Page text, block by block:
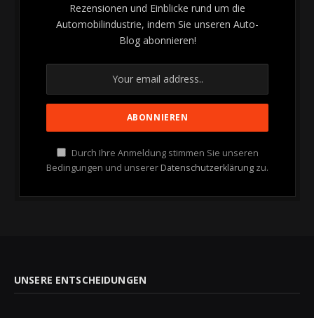
Rezensionen und Einblicke rund um die
Automobilindustrie, indem Sie unseren Auto-
Blog abonnieren!
Durch Ihre Anmeldung stimmen Sie unseren
Bedingungen und unserer Datenschutzerklärung zu.
UNSERE ENTSCHEIDUNGEN